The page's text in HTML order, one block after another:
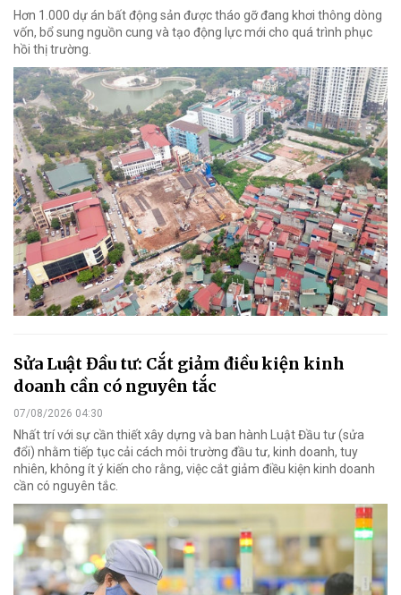
Hơn 1.000 dự án bất động sản được tháo gỡ đang khơi thông dòng
vốn, bổ sung nguồn cung và tạo động lực mới cho quá trình phục
hồi thị trường.
Sửa Luật Đầu tư: Cắt giảm điều kiện kinh
doanh cần có nguyên tắc
07/08/2026 04:30
Nhất trí với sự cần thiết xây dựng và ban hành Luật Đầu tư (sửa
đổi) nhằm tiếp tục cải cách môi trường đầu tư, kinh doanh, tuy
nhiên, không ít ý kiến cho rằng, việc cắt giảm điều kiện kinh doanh
cần có nguyên tắc.